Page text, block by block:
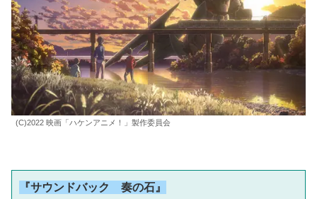
(C)2022 映画「ハケンアニメ！」製作委員会
『サウンドバック　奏の石』